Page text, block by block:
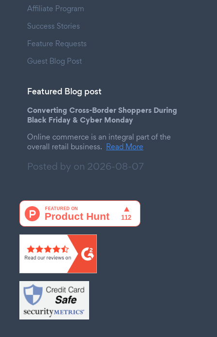
Affiliate Program
Success Stories
Feature Requests
Guest Blog Post
Featured Blog post
Converting Cross-Border Shoppers During
Black Friday & Cyber Monday
Online commerce is an integral part of the
overall retail business. Read More
Posted by on 2026-08-07